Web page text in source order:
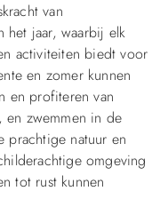
van
het jaar, waarbij elk
activiteiten biedt voor
en zomer kunnen
en profiteren van
en zwemmen in de
prachtige natuur en
omgeving
tot rust kunnen